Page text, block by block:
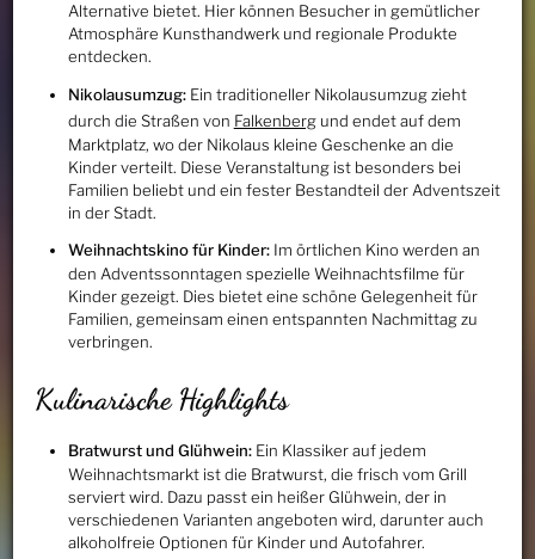
Alternative bietet. Hier können Besucher in gemütlicher
Atmosphäre Kunsthandwerk und regionale Produkte
entdecken.
Nikolausumzug:Ein traditioneller Nikolausumzug zieht
durch die Straßen von Falkenbergund endet auf dem
Marktplatz, wo der Nikolaus kleine Geschenke an die
Kinder verteilt. Diese Veranstaltung ist besonders bei
Familien beliebt und ein fester Bestandteil der Adventszeit
in der Stadt.
Weihnachtskino für Kinder:Im örtlichen Kino werden an
den Adventssonntagen spezielle Weihnachtsfilme für
Kinder gezeigt. Dies bietet eine schöne Gelegenheit für
Familien, gemeinsam einen entspannten Nachmittag zu
verbringen.
Kulinarische Highlights
Bratwurst und Glühwein:Ein Klassiker auf jedem
Weihnachtsmarkt ist die Bratwurst, die frisch vom Grill
serviert wird. Dazu passt ein heißer Glühwein, der in
verschiedenen Varianten angeboten wird, darunter auch
alkoholfreie Optionen für Kinder und Autofahrer.